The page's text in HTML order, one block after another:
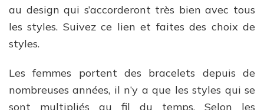
au design qui s’accorderont très bien avec tous
les styles. Suivez ce lien et faites des choix de
styles.
Les femmes portent des bracelets depuis de
nombreuses années, il n’y a que les styles qui se
sont multipliés au fil du temps. Selon les